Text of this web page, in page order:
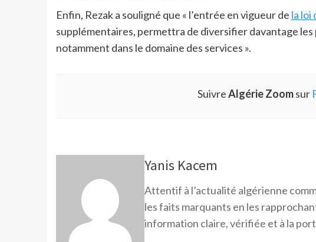
Enfin, Rezak a souligné que « l’entrée en vigueur de la loi
supplémentaires, permettra de diversifier davantage
notamment dans le domaine des services ».
SuivreAlgérie Zoomsur
Yanis Kacem
Attentif à l’actualité algérienne
les faits marquants en les
information claire, vérifiée et à la